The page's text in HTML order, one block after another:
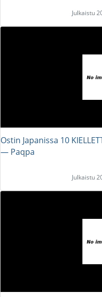
Julkaistu
Ostin Japanissa 10
― Paqpa
Julkaistu